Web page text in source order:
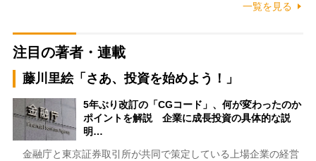
一覧を見る
注目の著者・連載
藤川里絵「さあ、投資を始めよう！」
5年ぶり改訂の「CGコード」、何が変わったのか
ポイントを解説 企業に成長投資の具体的な説
明…
金融庁と東京証券取引所が共同で策定している上場企業の経営